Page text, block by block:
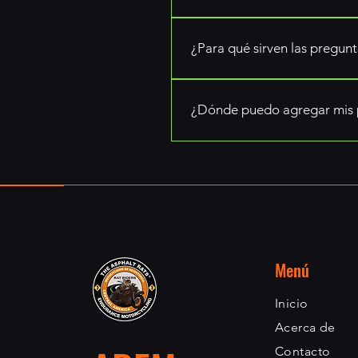
dónde haces envíos?",
¿Para qué sirven las
preguntas comunes sobre
¿Dónde puedo agregar mis
Menú
Inicio
Acerca de
Contacto